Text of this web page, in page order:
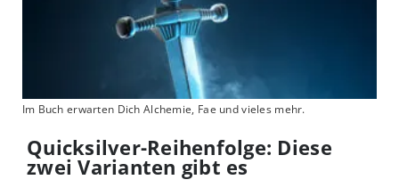
Im Buch erwarten Dich Alchemie, Fae und vieles mehr.
Quicksilver-Reihenfolge: Diese
zwei Varianten gibt es